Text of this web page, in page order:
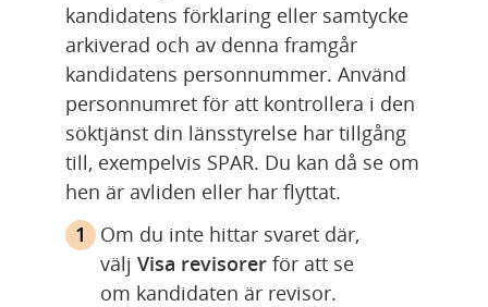
kandidatens förklaring eller samtycke
arkiverad och av denna framgår
kandidatens personnummer. Använd
personnumret för att kontrollera i den
söktjänst din länsstyrelse har tillgång
till, exempelvis SPAR. Du kan då se om
hen är avliden eller har flyttat.
Om du inte hittar svaret där,
välj Visa revisorer för att se
om kandidaten är revisor.